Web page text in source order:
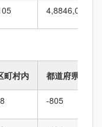
4,8846,010
町村内 都道府県内
-805